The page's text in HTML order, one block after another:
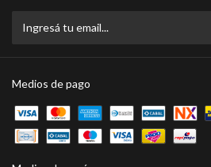
Medios de pago